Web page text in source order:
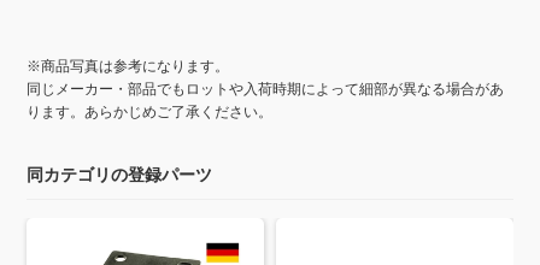
※商品写真は参考になります。
同じメーカー・部品でもロットや入荷時期によって細部が異なる場合があ
ります。あらかじめご了承ください。
同カテゴリの登録パーツ